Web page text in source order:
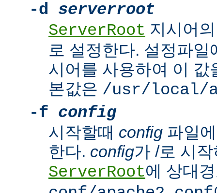
-d serverroot
ServerRoot 지시어
로 설정한다. 설정파
시어를 사용하여 이 값
본값은 /usr/local/
-f config
시작할때 config 파일
한다. config가 /로 시
ServerRoot에 상대